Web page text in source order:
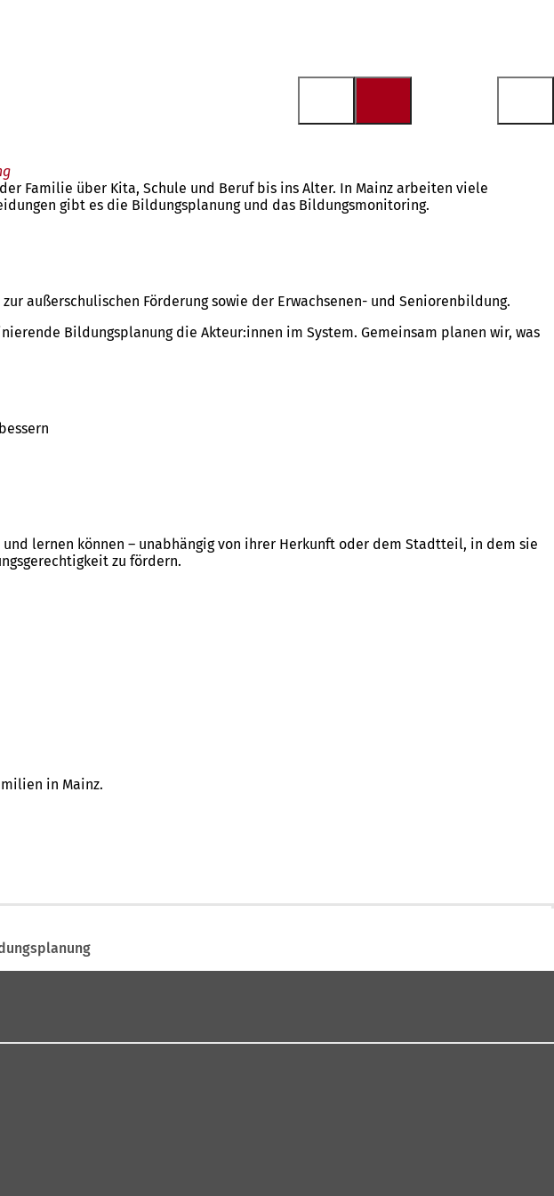
Familie über Kita, Schule und Beruf bis ins Alter. In Mainz arbeiten viele
gibt es die Bildungsplanung und das Bildungsmonitoring.
außerschulischen Förderung sowie der Erwachsenen- und Seniorenbildung.
Bildungsplanung die Akteur:innen im System. Gemeinsam planen wir, was
lernen können – unabhängig von ihrer Herkunft oder dem Stadtteil, in dem sie
zu fördern.
in Mainz.